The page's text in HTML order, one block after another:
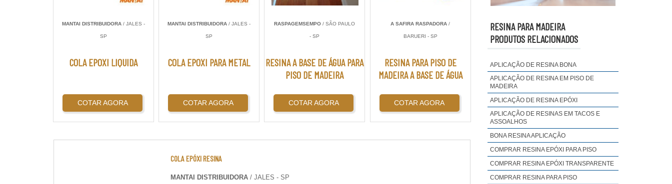
MANTAI DISTRIBUIDORA / JALES -
SP
COLA EPOXI LIQUIDA
COTAR AGORA
MANTAI DISTRIBUIDORA / JALES -
SP
COLA EPOXI PARA METAL
COTAR AGORA
RASPAGEMSEMPO / SÃO PAULO
- SP
RESINA A BASE DE ÁGUA PARA
PISO DE MADEIRA
COTAR AGORA
A SAFIRA RASPADORA /
BARUERI - SP
RESINA PARA PISO DE
MADEIRA A BASE DE ÁGUA
COTAR AGORA
COLA EPÓXI RESINA
MANTAI DISTRIBUIDORA / JALES - SP
RESINA PARA MADEIRA
PRODUTOS RELACIONADOS
APLICAÇÃO DE RESINA BONA
APLICAÇÃO DE RESINA EM PISO DE
MADEIRA
APLICAÇÃO DE RESINA EPÓXI
APLICAÇÃO DE RESINAS EM TACOS E
ASSOALHOS
BONA RESINA APLICAÇÃO
COMPRAR RESINA EPÓXI PARA PISO
COMPRAR RESINA EPÓXI TRANSPARENTE
COMPRAR RESINA PARA PISO